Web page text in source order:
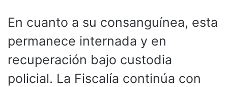
En cuanto a su consanguínea, esta
permanece internada y en
recuperación bajo custodia
policial. La Fiscalía continúa con